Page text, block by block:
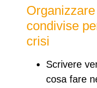
condivise
crisi
Scrivere
cosa fare